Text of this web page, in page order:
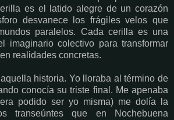
es el latido alegre de un corazón
desvanece los frágiles velos que
paralelos. Cada cerilla es una
imaginario colectivo para transformar
realidades concretas.
historia. Yo lloraba al término de
conocía su triste final. Me apenaba
podido ser yo misma) me dolía la
transeúntes que en Nochebuena